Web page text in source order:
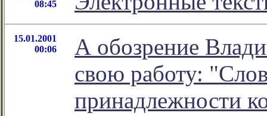
08:45
15.01.2001
00:06
А обозрение
свою работу:
принадлежности